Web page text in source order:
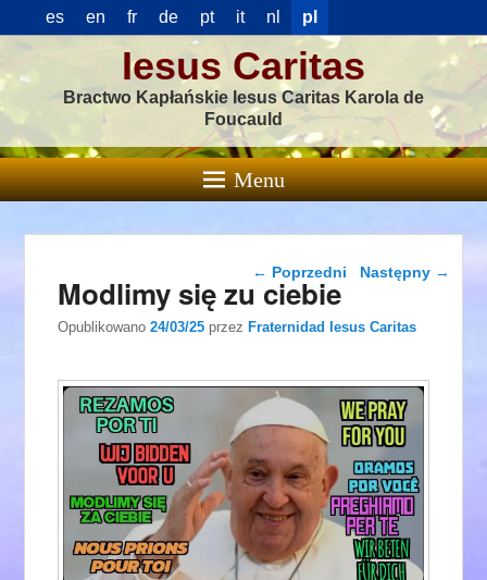
es en fr de pt it nl pl
Iesus Caritas
Bractwo Kapłańskie Iesus Caritas Karola de
Foucauld
Menu
Nawigacja wpisu
← Poprzedni Następny →
Modlimy się zu ciebie
Opublikowano24/03/25 przezFraternidad Iesus Caritas